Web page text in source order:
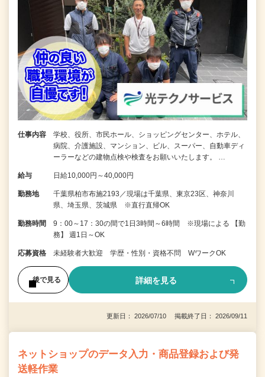
仕事内容
学校、役所、市民ホール、ショッピングセンター、ホテル、
病院、介護施設、マンション、ビル、スーパー、自動車ディ
ーラーなどの建物点検や検査をお願いいたします。 …
給与 日給10,000円～40,000円
勤務地
千葉県柏市布施2193／現場は千葉県、東京23区、神奈川
県、埼玉県、茨城県 ※直行直帰OK
勤務時間
9：00～17：30の間で1日3時間～6時間 ※現場による 【勤
務】 週1日～OK
応募資格 未経験者大歓迎 学歴・性別・資格不問 WワークOK
後で見る 詳細を見る
更新日： 2026/07/10 掲載終了日： 2026/09/11
ネットショップのデータ入力・商品登録および発
送軽作業